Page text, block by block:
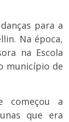
para a
Na época,
na Escola
município de
começou a
que era